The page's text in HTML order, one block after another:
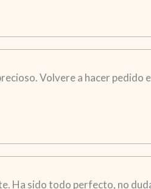
Volvere a hacer pedido
Ha sido todo perfecto, no